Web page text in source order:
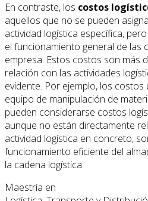
En contraste, los costos
aquellos que no se pueden
actividad logística específica,
el funcionamiento general de las
empresa. Estos costos son más
relación con las actividades
evidente. Por ejemplo, los
equipo de manipulación de
pueden considerarse costos
aunque no están directamente
actividad logística en concreto,
funcionamiento eficiente del
la cadena logística.
Maestría en